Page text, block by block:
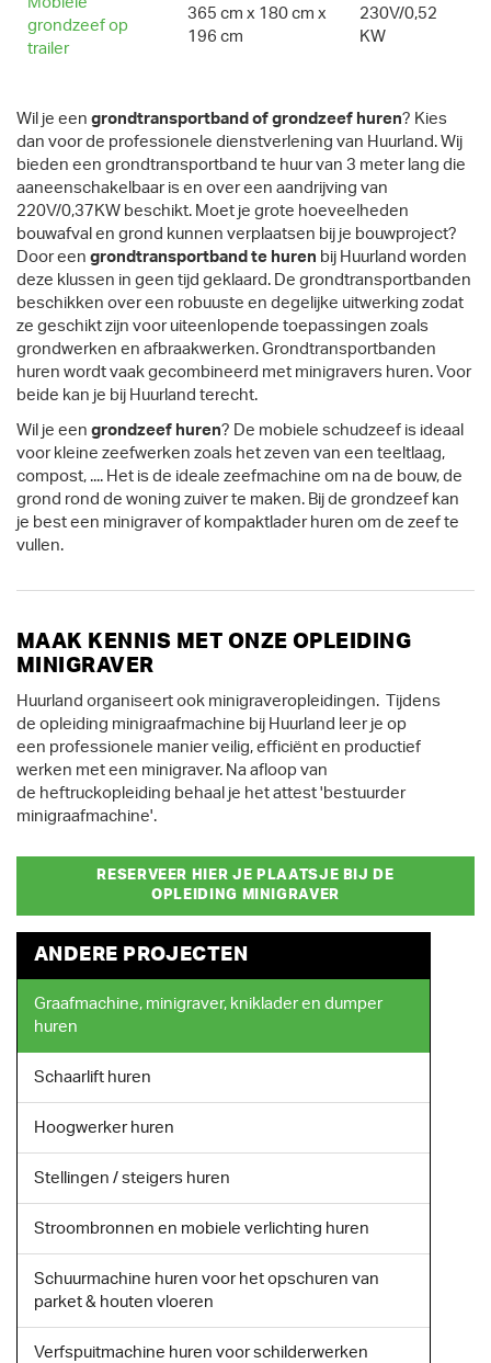
grondzeef op
trailer
365 cm x 180 cm x
196 cm
230V/0,52
KW
Wil je een grondtransportband of grondzeef huren? Kies
dan voor de professionele dienstverlening van Huurland. Wij
bieden een grondtransportband te huur van 3 meter lang die
aaneenschakelbaar is en over een aandrijving van
220V/0,37KW beschikt. Moet je grote hoeveelheden
bouwafval en grond kunnen verplaatsen bij je bouwproject?
Door een grondtransportband te huren bij Huurland worden
deze klussen in geen tijd geklaard. De grondtransportbanden
beschikken over een robuuste en degelijke uitwerking zodat
ze geschikt zijn voor uiteenlopende toepassingen zoals
grondwerken en afbraakwerken. Grondtransportbanden
huren wordt vaak gecombineerd met minigravers huren. Voor
beide kan je bij Huurland terecht.
Wil je een grondzeef huren? De mobiele schudzeef is ideaal
voor kleine zeefwerken zoals het zeven van een teeltlaag,
compost, .... Het is de ideale zeefmachine om na de bouw, de
grond rond de woning zuiver te maken. Bij de grondzeef kan
je best een minigraver of kompaktlader huren om de zeef te
vullen.
MAAK KENNIS MET ONZE OPLEIDING
MINIGRAVER
Huurland organiseert ook minigraveropleidingen. Tijdens
de opleiding minigraafmachine bij Huurland leer je op
een professionele manier veilig, efficiënt en productief
werken met een minigraver. Na afloop van
de heftruckopleiding behaal je het attest 'bestuurder
minigraafmachine'.
RESERVEER HIER JE PLAATSJE BIJ DE
OPLEIDING MINIGRAVER
ANDERE PROJECTEN
Graafmachine, minigraver, kniklader en dumper
huren
Schaarlift huren
Hoogwerker huren
Stellingen / steigers huren
Stroombronnen en mobiele verlichting huren
Schuurmachine huren voor het opschuren van
parket & houten vloeren
Verfspuitmachine huren voor schilderwerken